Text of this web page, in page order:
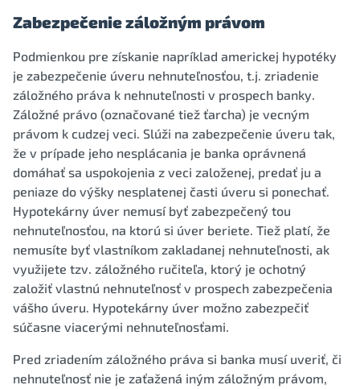
Zabezpečenie záložným právom
Podmienkou pre získanie napríklad americkej hypotéky
je zabezpečenie úveru nehnuteľnosťou, t.j. zriadenie
záložného práva k nehnuteľnosti v prospech banky.
Záložné právo (označované tiež ťarcha) je vecným
právom k cudzej veci. Slúži na zabezpečenie úveru tak,
že v prípade jeho nesplácania je banka oprávnená
domáhať sa uspokojenia z veci založenej, predať ju a
peniaze do výšky nesplatenej časti úveru si ponechať.
Hypotekárny úver nemusí byť zabezpečený tou
nehnuteľnosťou, na ktorú si úver beriete. Tiež platí, že
nemusíte byť vlastníkom zakladanej nehnuteľnosti, ak
využijete tzv. záložného ručiteľa, ktorý je ochotný
založiť vlastnú nehnuteľnosť v prospech zabezpečenia
vášho úveru. Hypotekárny úver možno zabezpečiť
súčasne viacerými nehnuteľnosťami.
Pred zriadením záložného práva si banka musí uveriť, či
nehnuteľnosť nie je zaťažená iným záložným právom,